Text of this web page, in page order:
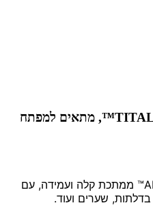
ABUS 80TI/40 מנעול TITALIUM™, מתאים למפתח
מנעול ABUS 80TI/40 TITALIUM™ ממתכת קלה ועמידה, עם